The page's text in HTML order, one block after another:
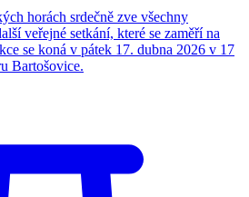
horách srdečně zve všechny
veřejné setkání, které se zaměří na
se koná v pátek 17. dubna 2026 v 17
Bartošovice.